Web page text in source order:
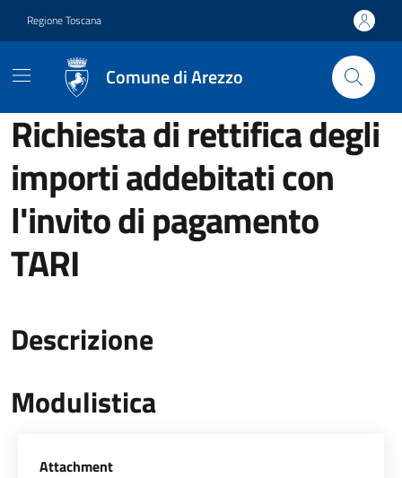
Regione Toscana
Comune di Arezzo
Richiesta di rettifica degli
importi addebitati con
l'invito di pagamento
TARI
Descrizione
Modulistica
Allegati
Attachment